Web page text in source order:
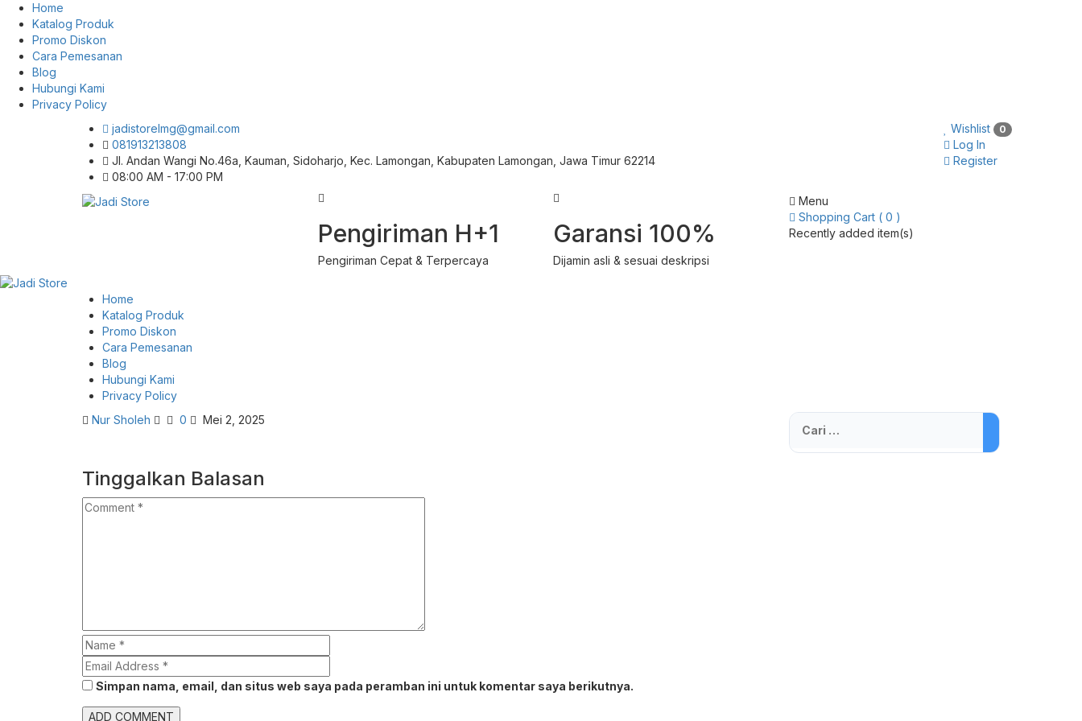
Home
Katalog Produk
Promo Diskon
Cara Pemesanan
Blog
Hubungi Kami
Privacy Policy
jadistorelmg@gmail.com
081913213808
Jl. Andan Wangi No.46a, Kauman, Sidoharjo, Kec. Lamongan, Kabupaten Lamongan, Jawa Timur 62214
08:00 AM - 17:00 PM
Wishlist 0
Log In
Register
Pengiriman H+1
Pengiriman Cepat & Terpercaya
Garansi 100%
Dijamin asli & sesuai deskripsi
Menu
Shopping Cart ( 0 )
Recently added item(s)
Home
Katalog Produk
Promo Diskon
Cara Pemesanan
Blog
Hubungi Kami
Privacy Policy
Nur Sholeh
0 Mei 2, 2025
Tinggalkan Balasan
Simpan nama, email, dan situs web saya pada peramban ini untuk komentar saya berikutnya.
Cari
untuk: